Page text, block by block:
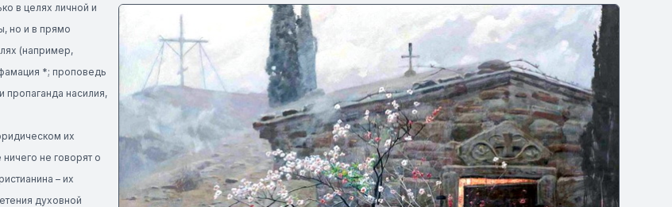
в целях личной и
но и в прямо
(например,
*; проповедь
пропаганда насилия,
их
не говорят о
– их
духовной